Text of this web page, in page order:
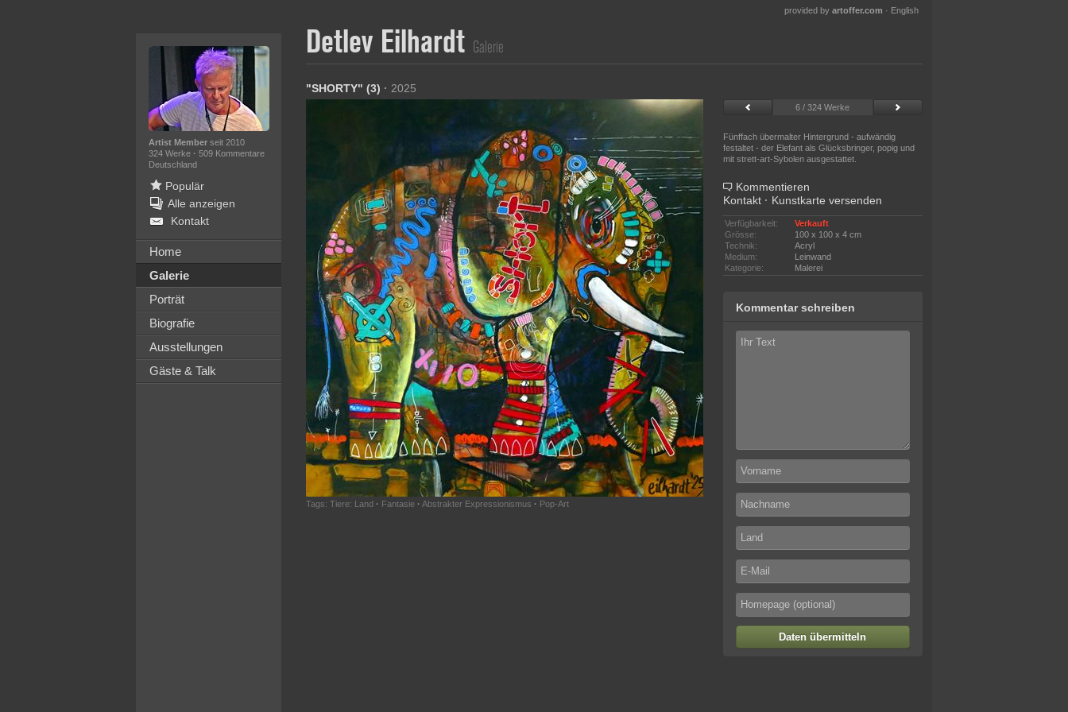
Artist Memberseit 2010
324 Werke · 509 Kommentare
Deutschland
Populär
Alle anzeigen
Kontakt
Home
Galerie
Porträt
Biografie
Ausstellungen
Gäste & Talk
provided by artoffer.com · English
Detlev Eilhardt Galerie
"SHORTY" (3) · 2025
Tags: Tiere: Land · Fantasie · Abstrakter Expressionismus · Pop-Art
6 / 324 Werke
Fünffach übermalter Hintergrund - aufwändig
festaltet - der Elefant als Glücksbringer, popig und
mit strett-art-Sybolen ausgestattet.
Kommentieren
Kontakt · Kunstkarte versenden
Verfügbarkeit:
Verkauft
Grösse:
100 x 100 x 4 cm
Technik:
Acryl
Medium:
Leinwand
Kategorie:
Malerei
Kommentar schreiben
Daten übermitteln